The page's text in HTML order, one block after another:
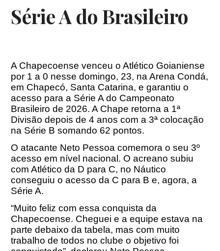
Série A do Brasileiro
A Chapecoense venceu o Atlético Goianiense
por 1 a 0 nesse domingo, 23, na Arena Condá,
em Chapecó, Santa Catarina, e garantiu o
acesso para a Série A do Campeonato
Brasileiro de 2026. A Chape retorna a 1ª
Divisão depois de 4 anos com a 3ª colocação
na Série B somando 62 pontos.
O atacante Neto Pessoa comemora o seu 3º
acesso em nível nacional. O acreano subiu
com Atlético da D para C, no Náutico
conseguiu o acesso da C para B e, agora, a
Série A.
“Muito feliz com essa conquista da
Chapecoense. Cheguei e a equipe estava na
parte debaixo da tabela, mas com muito
trabalho de todos no clube o objetivo foi